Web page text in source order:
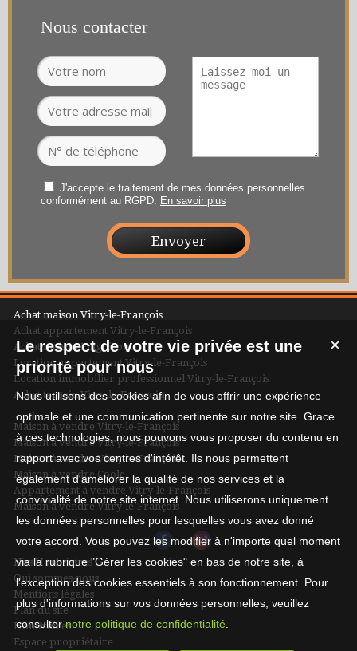
Nous contacter
J'accepte le traitement de mes données personnelles
conformément au RGPD. En savoir plus
Achat maison Vitry-le-François
Achat appartement Vitry-le-François
Achat maison Frignicourt
Location appartement Vitry-le-François
Location immobilier professionnel Vitry-le-François
Achat terrain Vitry-le-François
Maison à vendre Vitry-le-François
Maison à vendre Vitry-le-François
Maison à vendre Vitry-le-François
Maison à vendre Coole
Appartement à vendre Vitry-le-François
Maison à vendre Vitry-le-François
Nos Honoraires
Qui sommes-nous
Mentions légales
Plan du site
Honoraires
Espace propriétaire
✕
Le respect de votre vie privée est une
priorité pour nous
Nous utilisons des cookies afin de vous offrir une expérience
optimale et une communication pertinente sur notre site. Grace
à ces technologies, nous pouvons vous proposer du contenu en
rapport avec vos centres d'intérêt. Ils nous permettent
également d'améliorer la qualité de nos services et la
convivialité de notre site internet. Nous utiliserons uniquement
les données personnelles pour lesquelles vous avez donné
votre accord. Vous pouvez les modifier à n'importe quel moment
via la rubrique "Gérer les cookies" en bas de notre site, à
l'exception des cookies essentiels à son fonctionnement. Pour
plus d'informations sur vos données personnelles, veuillez
consulternotre politique de confidentialité